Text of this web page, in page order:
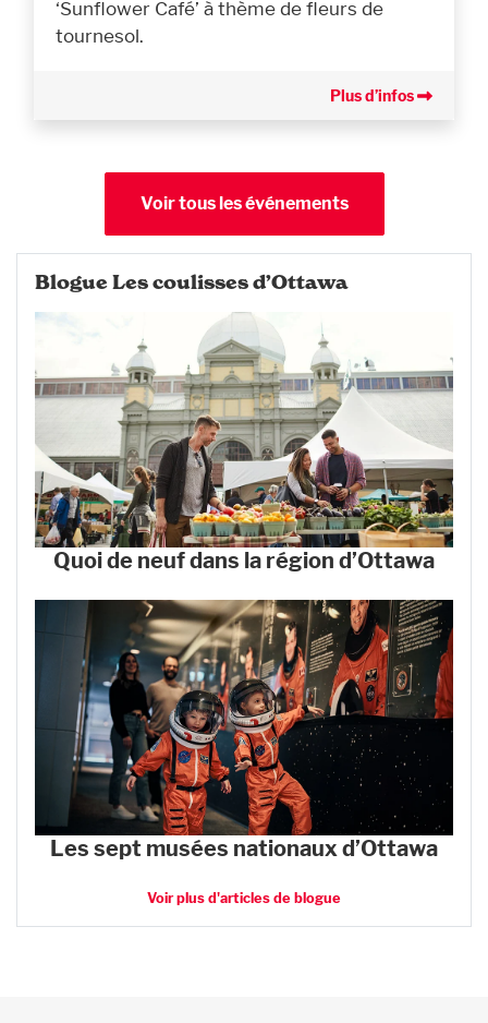
‘Sunflower Café’ à thème de fleurs de
tournesol.
Plus d’infos
Voir tous les événements
Blogue Les coulisses d’Ottawa
Quoi de neuf dans la région d’Ottawa
Les sept musées nationaux d’Ottawa
Voir plus d'articles de blogue